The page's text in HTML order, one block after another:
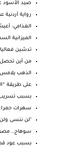
صيد الأسود
رواية
الغذامي:
الميزانية
تدشين
من أين تحصل
الذهب
على طريقة
بسبب تسريب
سهرات
"لن ننسى
سوهاج..
بسبب عود